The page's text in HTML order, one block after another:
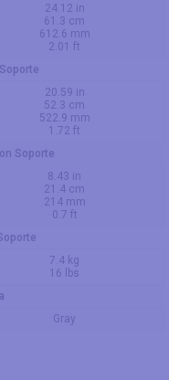
24.12 in
61.3 cm
612.6 mm
2.01 ft
20.59 in
52.3 cm
522.9 mm
1.72 ft
Soporte
8.43 in
21.4 cm
214 mm
0.7 ft
7.4 kg
16 lbs
Gray